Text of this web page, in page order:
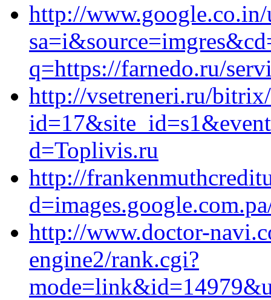
http://
q=https://farnedo.ru/
http://vsetreneri.ru/
d=Toplivis.ru
http://
http://www.doctor-
engine2/rank.cgi?